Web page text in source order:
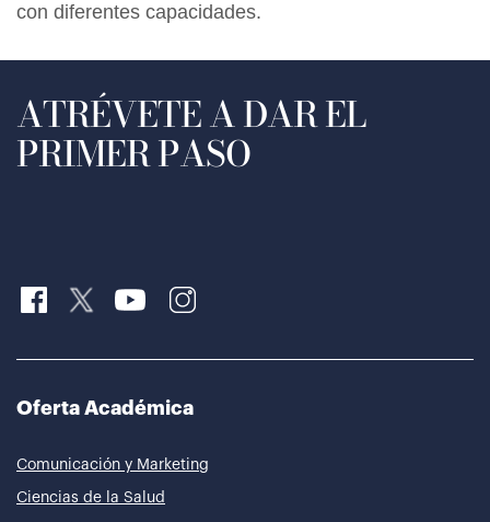
con diferentes capacidades.
ATRÉVETE A DAR EL
PRIMER PASO
Oferta Académica
Comunicación y Marketing
Ciencias de la Salud